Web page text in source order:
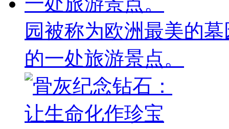
园被称为欧洲最美的
的一处旅游景点。